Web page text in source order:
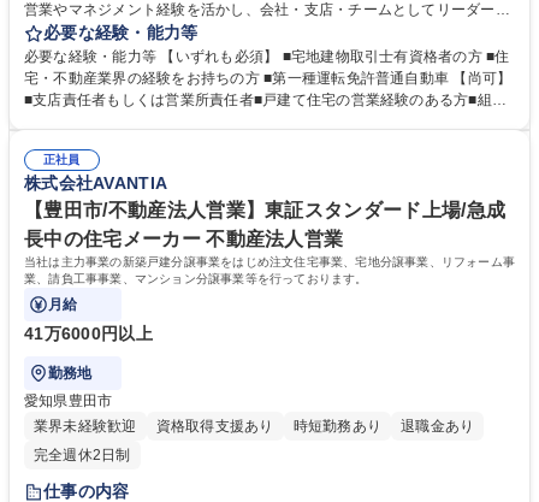
営業やマネジメント経験を活かし、会社・支店・チームとしてリーダーシ
ップを発揮していただけるポジションです。 当社の営業所責任者候補とし
て営業所メンバーのサポート・フォローをお任せします。 【業務詳細】
・営業所目標管理・顧客管理・メンバー育成・顧客折衝への同席など 【社
風】チームワークの良さが強みとなっております。今日の好業績、高成長
ます。ワンチームでお互い助け合いながら業務を遂行しています。 募集職
種 【豊田市/営業所責任者候補】東証スタンダード上場企業/急成長中の住
宅メーカー
必要な経験・能力等
必要な経験・能力等 【いずれも必須】 ■宅地建物取引士有資格者の方 ■住
宅・不動産業界の経験をお持ちの方 ■第一種運転免許普通自動車 【尚可】
■支店責任者もしくは営業所責任者■戸建て住宅の営業経験のある方■組織
と厚い信頼関係を築くご経験をお持ちの方 学歴・資格 学歴：大学院 大学
高専 短大 専修学校 高校 語学力： 資格：
正社員
株式会社AVANTIA
【豊田市/不動産法人営業】東証スタンダード上場/急成
長中の住宅メーカー 不動産法人営業
当社は主力事業の新築戸建分譲事業をはじめ注文住宅事業、宅地分譲事業、リフォーム事
業、請負工事事業、マンション分譲事業等を行っております。
月給
41万6000円以上
勤務地
愛知県豊田市
業界未経験歓迎
資格取得支援あり 時短勤務あり
退職金あり
完全週休2日制
仕事の内容